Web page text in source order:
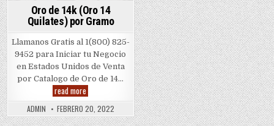
Oro de 14k (Oro 14
Quilates) por Gramo
Llamanos Gratis al 1(800) 825-
9452 para Iniciar tu Negocio
en Estados Unidos de Venta
por Catalogo de Oro de 14…
read more
de
14k
(Oro
14
ADMIN FEBRERO 20, 2022